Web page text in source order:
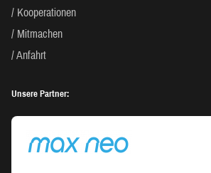
Kooperationen
Mitmachen
Anfahrt
Unsere Partner: